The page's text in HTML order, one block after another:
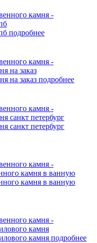
подробнее
на заказ подробнее
санкт петербург
камня в ванную
камня подробнее